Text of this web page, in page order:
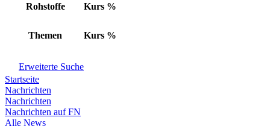
Rohstoffe Kurs %
Themen Kurs %
Erweiterte Suche
Startseite
Nachrichten
Nachrichten
Nachrichten auf FN
Alle News